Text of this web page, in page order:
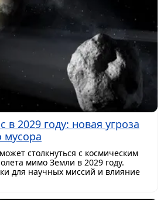
2029 году: новая угроза
мусора
столкнуться с космическим
мимо Земли в 2029 году.
для научных миссий и влияние